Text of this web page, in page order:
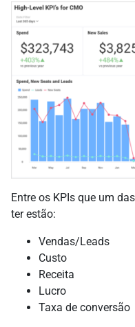
Entre os KPIs que um
ter estão:
Vendas/Leads
Custo
Receita
Lucro
Taxa de conversão